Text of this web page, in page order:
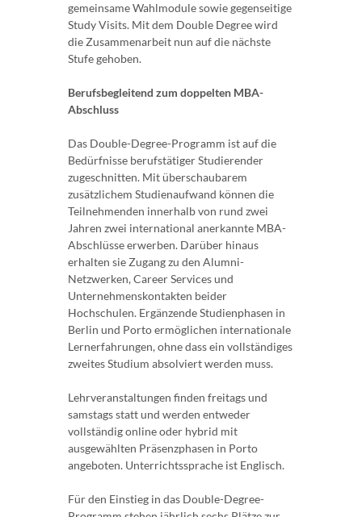
gemeinsame Wahlmodule sowie gegenseitige
Study Visits. Mit dem Double Degree wird
die Zusammenarbeit nun auf die nächste
Stufe gehoben.
Berufsbegleitend zum doppelten MBA-
Abschluss
Das Double-Degree-Programm ist auf die
Bedürfnisse berufstätiger Studierender
zugeschnitten. Mit überschaubarem
zusätzlichem Studienaufwand können die
Teilnehmenden innerhalb von rund zwei
Jahren zwei international anerkannte MBA-
Abschlüsse erwerben. Darüber hinaus
erhalten sie Zugang zu den Alumni-
Netzwerken, Career Services und
Unternehmenskontakten beider
Hochschulen. Ergänzende Studienphasen in
Berlin und Porto ermöglichen internationale
Lernerfahrungen, ohne dass ein vollständiges
zweites Studium absolviert werden muss.
Lehrveranstaltungen finden freitags und
samstags statt und werden entweder
vollständig online oder hybrid mit
ausgewählten Präsenzphasen in Porto
angeboten. Unterrichtssprache ist Englisch.
Für den Einstieg in das Double-Degree-